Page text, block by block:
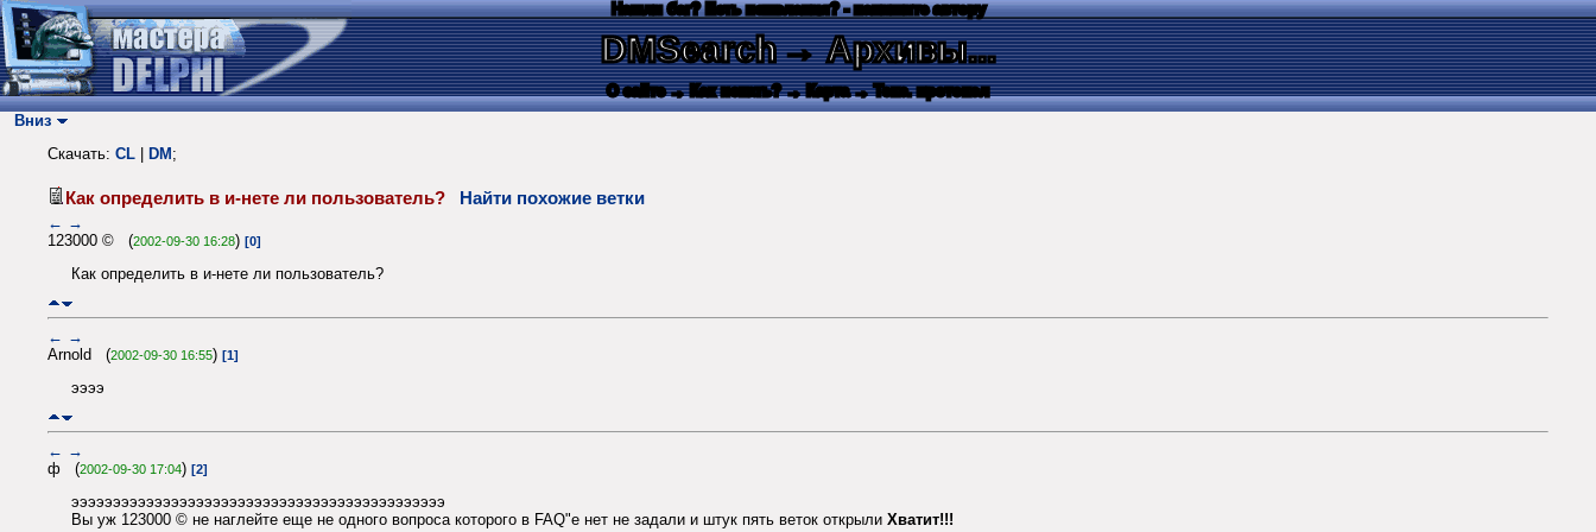
Нашли баг? Есть пожелания? - напишите автору
DMSearch→ Архивы...
О сайте → Как искать? → Карта → Текс. протокол
Вниз
Скачать: CL DM ;
Как определить в и-нете ли пользователь? Найти похожие ветки
← →
123000 © (2002-09-30 16:28) [0]
Как определить в и-нете ли пользователь?
← →
Arnold (2002-09-30 16:55) [1]
ээээ
← →
ф (2002-09-30 17:04) [2]
эээээээээээээээээээээээээээээээээээээээээээээ
Вы уж 123000 © не наглейте еще не одного вопроса которого в FAQ"e нет не задали и штук пять веток открыли Хватит!!!